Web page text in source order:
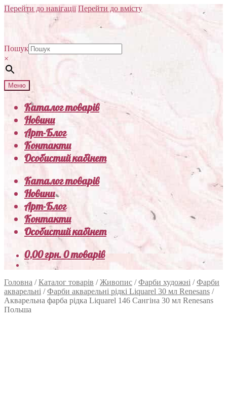
Перейти до навігації Перейти до вмісту
Пошук
×
Меню
Каталог товарів
Новини
Арт-Блог
Контакти
Особистий кабінет
Каталог товарів
Новини
Арт-Блог
Контакти
Особистий кабінет
0,00грн.0 товарів
Головна /Каталог товарів /Живопис /Фарби художні /Фарби
акварельні /Фарби акварельні рідкі Liquarel 30 мл Renesans /
Акварельна фарба рідка Liquarel 146 Сангіна 30 мл Renesans
Польша